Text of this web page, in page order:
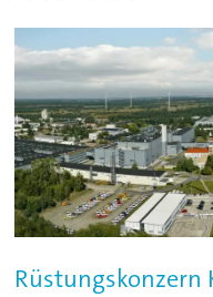
Rüstungskonzern